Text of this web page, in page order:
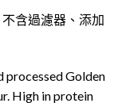
含過濾器、添加
processed Golden
High in protein